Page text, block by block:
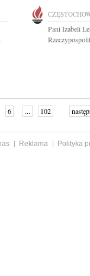
Pani Izabeli
6 ... 102
Reklama
Polityka